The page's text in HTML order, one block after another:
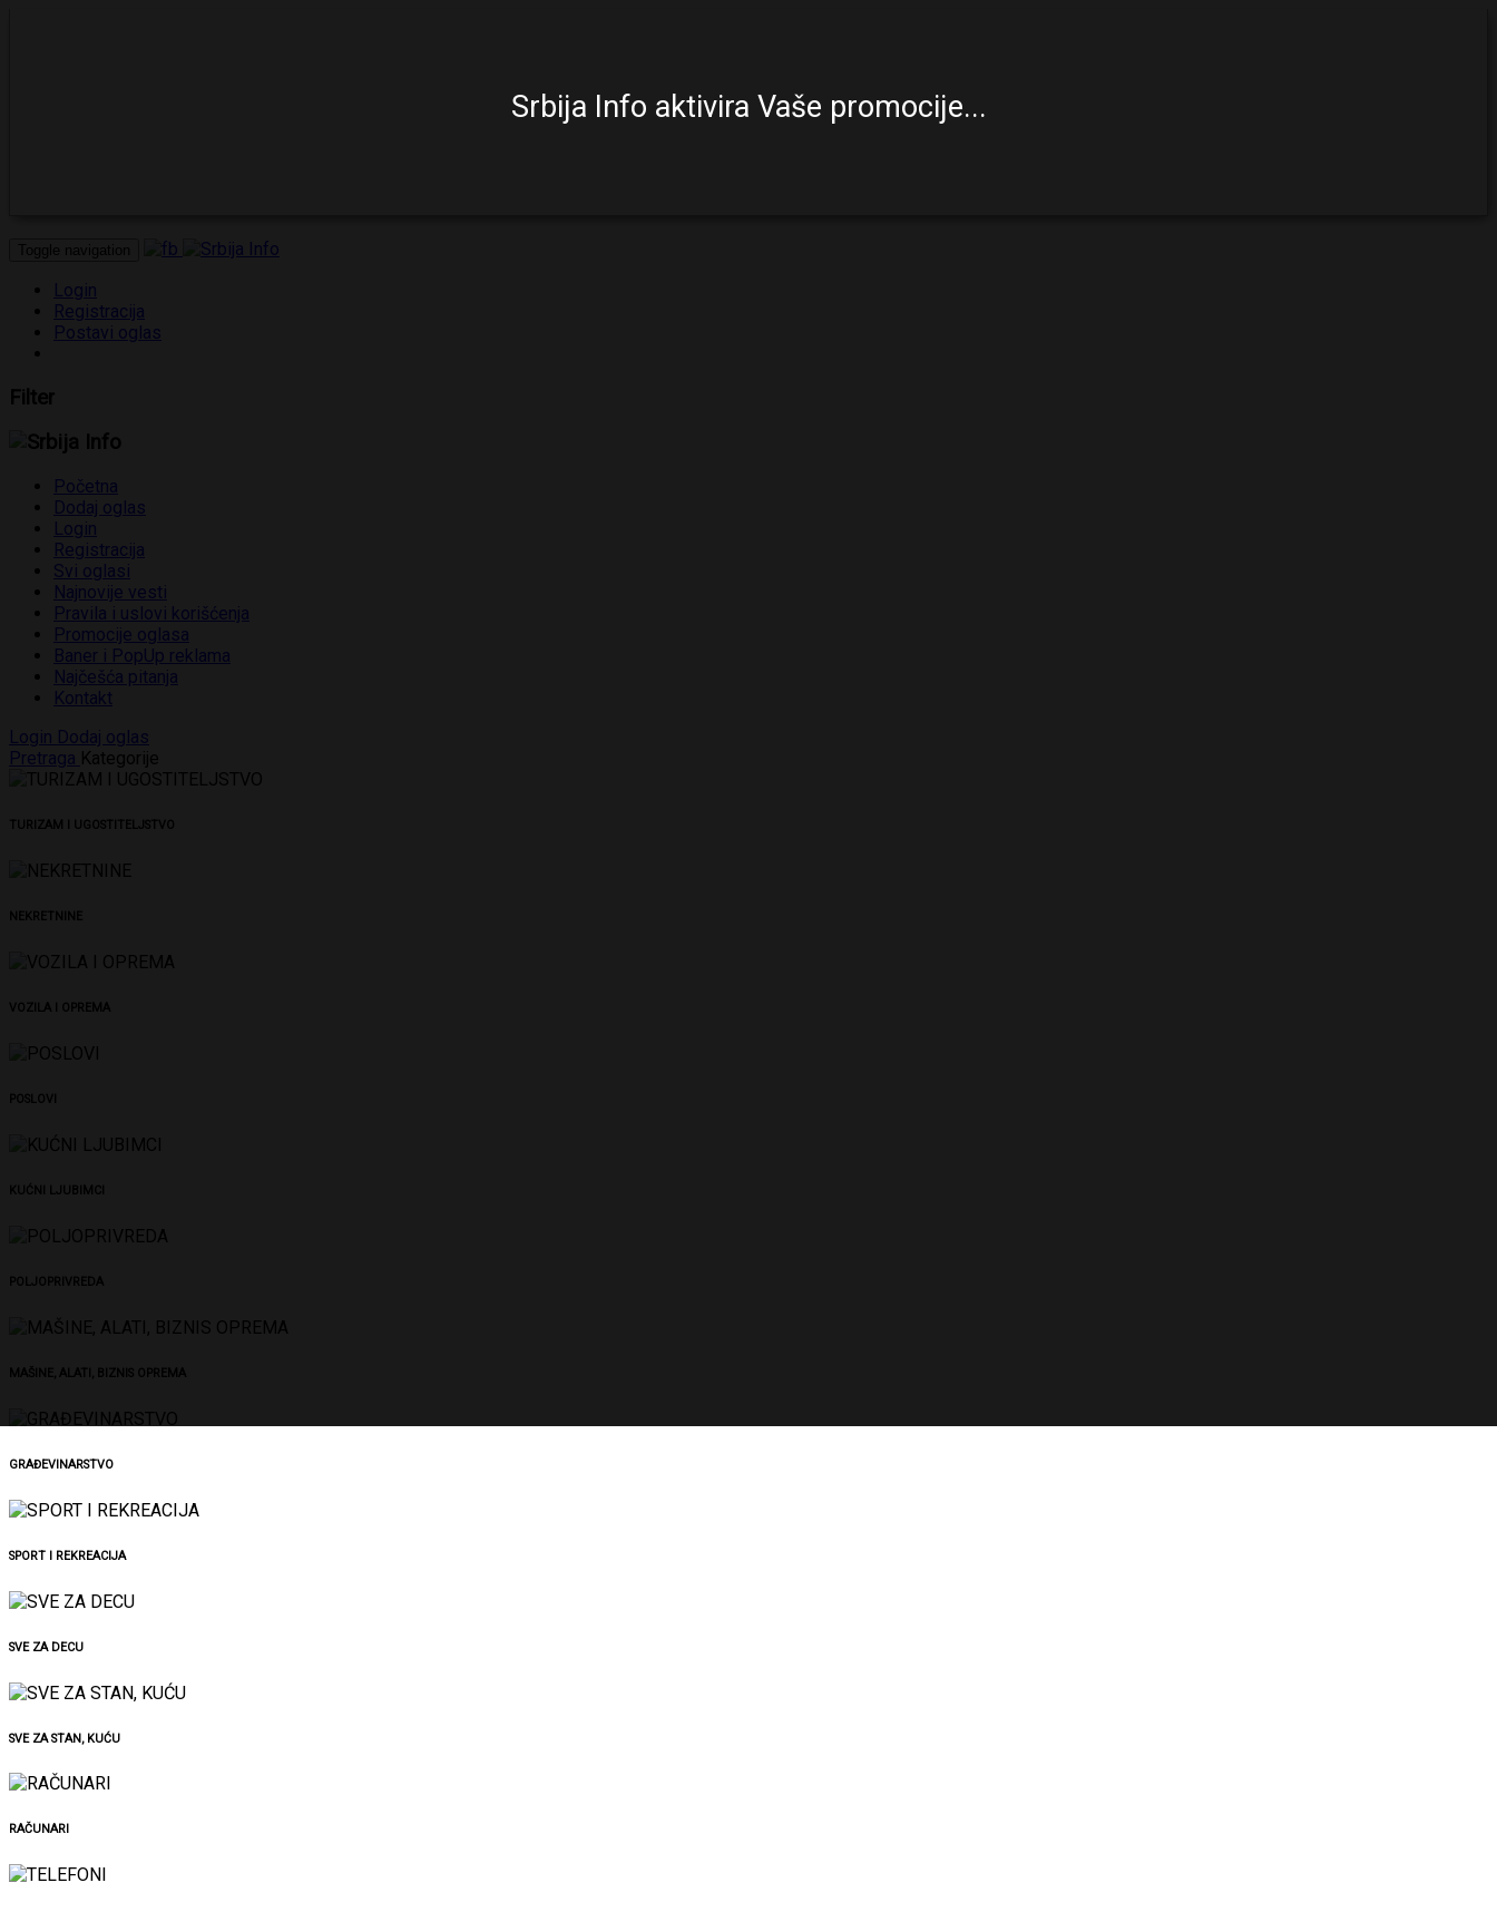
Toggle navigation
Login
Registracija
Postavi oglas
Filter
Početna
Dodaj oglas
Login
Registracija
Svi oglasi
Najnovije vesti
Pravila i uslovi korišćenja
Promocije oglasa
Baner i PopUp reklama
Najčešća pitanja
Kontakt
Login Dodaj oglas
Pretraga Kategorije
TURIZAM I UGOSTITELJSTVO
NEKRETNINE
VOZILA I OPREMA
POSLOVI
KUĆNI LJUBIMCI
POLJOPRIVREDA
MAŠINE, ALATI, BIZNIS OPREMA
GRAĐEVINARSTVO
SPORT I REKREACIJA
SVE ZA DECU
SVE ZA STAN, KUĆU
RAČUNARI
Srbija Info aktivira Vaše promocije...